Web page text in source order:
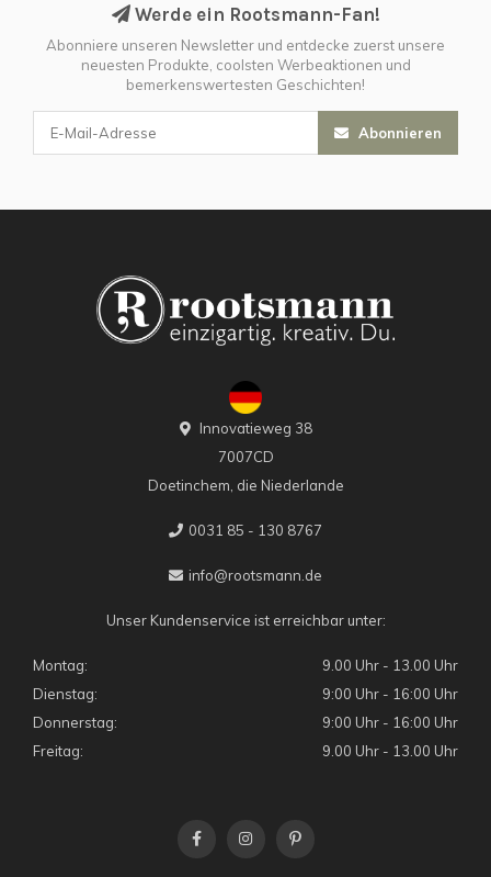
Werde ein Rootsmann-Fan!
Abonniere unseren Newsletter und entdecke zuerst unsere
neuesten Produkte, coolsten Werbeaktionen und
bemerkenswertesten Geschichten!
Abonnieren
Innovatieweg 38
7007CD
Doetinchem, die Niederlande
0031 85 - 130 8767
info@rootsmann.de
Unser Kundenservice ist erreichbar unter:
Montag:
9.00 Uhr - 13.00 Uhr
Dienstag:
9:00 Uhr - 16:00 Uhr
Donnerstag:
9:00 Uhr - 16:00 Uhr
Freitag:
9.00 Uhr - 13.00 Uhr